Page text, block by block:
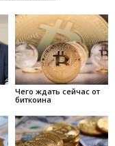
Чего ждать сейчас от
биткоина